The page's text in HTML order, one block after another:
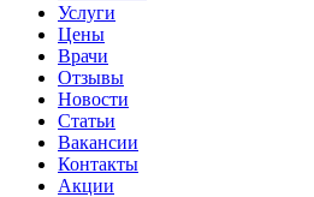
Услуги
Цены
Врачи
Отзывы
Новости
Статьи
Вакансии
Контакты
Акции